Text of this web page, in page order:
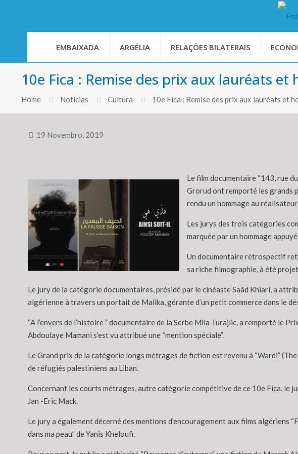
EMBAIXADA ARGÉLIA RELAÇÕES BILATERAIS
10e Fica : Remise des prix aux lauréats
Home Notícias Cultura 10e Fica : Remise des prix aux lauréats et
19 Novembro, 2019
Le film documentaire “143, rue
Grorud ont remporté les grands
rendu un hommage au
Les jurys des trois catégories
marquée par un hommage
Un documentaire rétrospectif
sa riche filmographie, à été
Le jury de la catégorie documentaires, présidé par le cinéaste Saâd Khiari, a
algérienne à travers un portait de Malika, gérante d’un petit commerce dans le
“A l’envers de l’histoire ” documentaire de la Serbe Mila Turajlic, a remporté le
Abdoulaye Mamani s’est vu attribué une “mention spéciale”.
Le Grand prix de la catégorie longs métrages de fiction est revenu à “Wardi”
de réfugiés palestiniens au Liban.
Concernant les courts métrages, autre catégorie compétitive de ce 10e Fica, le
Jan -Eric Mack.
Le jury a également décerné des mentions d’encouragement aux films algériens
dans ma peau” de Yanis Kheloufi.